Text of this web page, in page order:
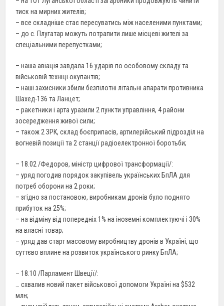
тиск на мирних жителів;
– все складніше стає пересуватись між населеними пунктами;
– до с. Плугатар можуть потрапити лише місцеві жителі за
спеціальними перепустками;
– наша авіація завдала 16 ударів по особовому складу та
військовій техніці окупантів;
– наші захисники збили безпілотні літальні апарати противника
Шахед-136 та Ланцет;
– ракетники і арта уразили 2 пункти управління, 4 райони
зосередження живої сили;
– також 2 ЗРК, склад боєприпасів, артилерійський підрозділ на
вогневій позиції та 2 станції радіоелектронної боротьби;
– 18.02 /Федоров, міністр цифрової трансформації/:
– уряд погодив порядок закупівель українських БпЛА для
потреб оборони на 2 роки;
– згідно за постановою, виробникам дронів було поднято
прибуток на 25%;
– на відміну від попередніх 1% на іноземні комплектуючі і 30%
на власні товар;
– уряд дав старт масовому виробництву дронів в Україні, що
суттєво вплине на розвиток українського ринку БпЛА;
– 18.10 /Парламент Швеції/:
… схвалив новий пакет військової допомоги Україні на $532
млн;